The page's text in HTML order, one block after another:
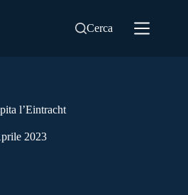
Cerca
l’Eintracht
2023